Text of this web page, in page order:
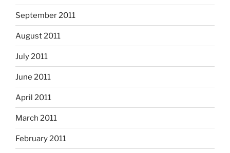
September 2011
August 2011
July 2011
June 2011
April 2011
March 2011
February 2011